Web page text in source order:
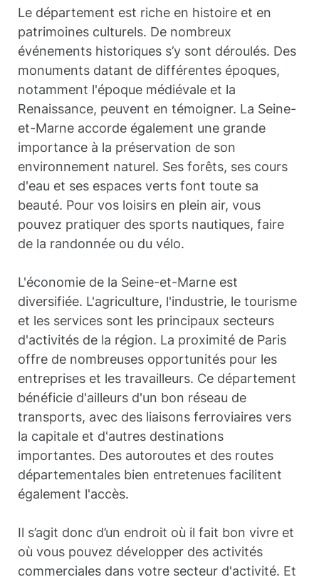
Le département est riche en histoire et en
patrimoines culturels. De nombreux
événements historiques s’y sont déroulés. Des
monuments datant de différentes époques,
notamment l'époque médiévale et la
Renaissance, peuvent en témoigner. La Seine-
et-Marne accorde également une grande
importance à la préservation de son
environnement naturel. Ses forêts, ses cours
d'eau et ses espaces verts font toute sa
beauté. Pour vos loisirs en plein air, vous
pouvez pratiquer des sports nautiques, faire
de la randonnée ou du vélo.
L'économie de la Seine-et-Marne est
diversifiée. L'agriculture, l'industrie, le tourisme
et les services sont les principaux secteurs
d'activités de la région. La proximité de Paris
offre de nombreuses opportunités pour les
entreprises et les travailleurs. Ce département
bénéficie d'ailleurs d'un bon réseau de
transports, avec des liaisons ferroviaires vers
la capitale et d'autres destinations
importantes. Des autoroutes et des routes
départementales bien entretenues facilitent
également l'accès.
Il s’agit donc d’un endroit où il fait bon vivre et
où vous pouvez développer des activités
commerciales dans votre secteur d'activité. Et